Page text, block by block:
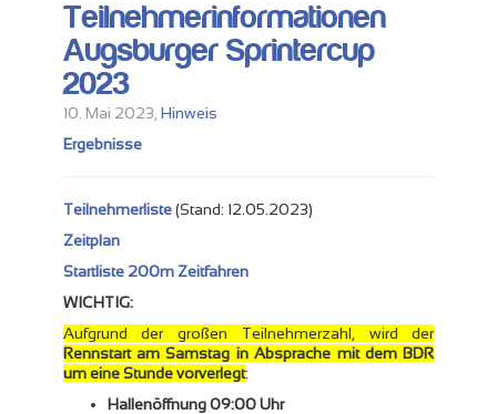
Teilnehmerinformationen
Augsburger Sprintercup
2023
10. Mai 2023, Hinweis
Ergebnisse
Teilnehmerliste(Stand: 12.05.2023)
Zeitplan
Startliste 200m Zeitfahren
WICHTIG:
Aufgrund der großen Teilnehmerzahl, wird der
Rennstart am Samstag in Absprache mit dem BDR
um eine Stunde vorverlegt:
Hallenöffnung 09:00 Uhr